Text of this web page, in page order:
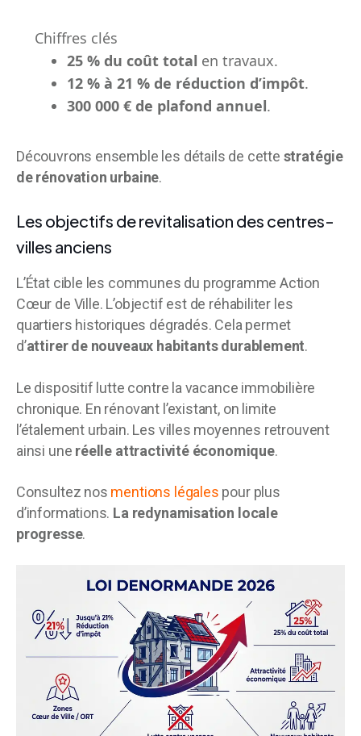
Chiffres clés
25 % du coût total en travaux.
12 % à 21 % de réduction d’impôt.
300 000 € de plafond annuel.
Découvrons ensemble les détails de cette stratégie
de rénovation urbaine.
Les objectifs de revitalisation des centres-
villes anciens
L’État cible les communes du programme Action
Cœur de Ville. L’objectif est de réhabiliter les
quartiers historiques dégradés. Cela permet
d’attirer de nouveaux habitants durablement.
Le dispositif lutte contre la vacance immobilière
chronique. En rénovant l’existant, on limite
l’étalement urbain. Les villes moyennes retrouvent
ainsi une réelle attractivité économique.
Consultez nos mentions légales pour plus
d’informations. La redynamisation locale
progresse.